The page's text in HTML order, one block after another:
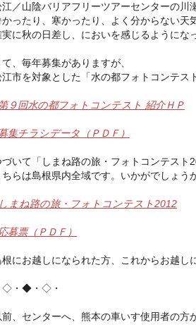
江／山陰バリアフリーツアーセンターの川
かったり、寒かったり、よく分からない天
実に秋の日差し、においを感じるようにな
て、毎年募集がありますが、
江市を対象とした「水の都フォトコンテス
９回水の都フォトコンテスト 紹介ＨＰ
集チラシデータ（ＰＤＦ）
づいて「しまね路の旅・フォトコンテスト
ちらは島根県内全域です。いかがでしょうか
まね路の旅・フォトコンテスト2012
募票（ＰＤＦ）
根にお越しになられた方、これからお越し
◇・◆・◇・
前、センターへ、熊本の車いす使用者の方